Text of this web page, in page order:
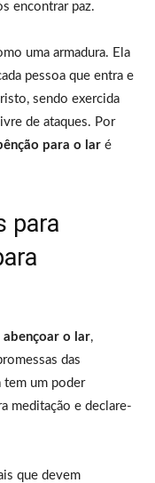
encontrar paz.
uma armadura. Ela
pessoa que entra e
sendo exercida
de ataques. Por
para o lar é
para
o lar,
das
tem um poder
meditação e declare-
que devem